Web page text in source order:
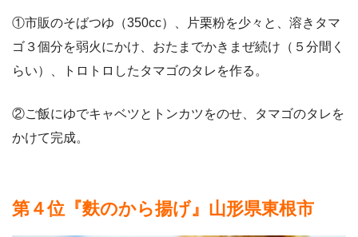
①市販のそばつゆ（350cc）、片栗粉を少々と、溶きタマ
ゴ３個分を弱火にかけ、おたまでかきまぜ続け（５分間く
らい）、トロトロしたタマゴのタレを作る。
②ご飯にゆでキャベツとトンカツをのせ、タマゴのタレを
かけて完成。
第４位『麩のから揚げ』山形県東根市